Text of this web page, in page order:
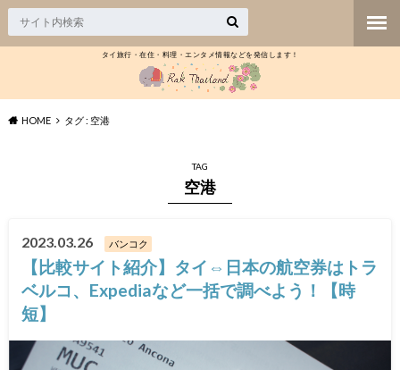
タイ旅行・在住・料理・エンタメ情報などを発信します！
HOME タグ : 空港
TAG
空港
2023.03.26 バンコク
【比較サイト紹介】タイ⇔日本の航空券はトラ
ベルコ、Expediaなど一括で調べよう！【時
短】